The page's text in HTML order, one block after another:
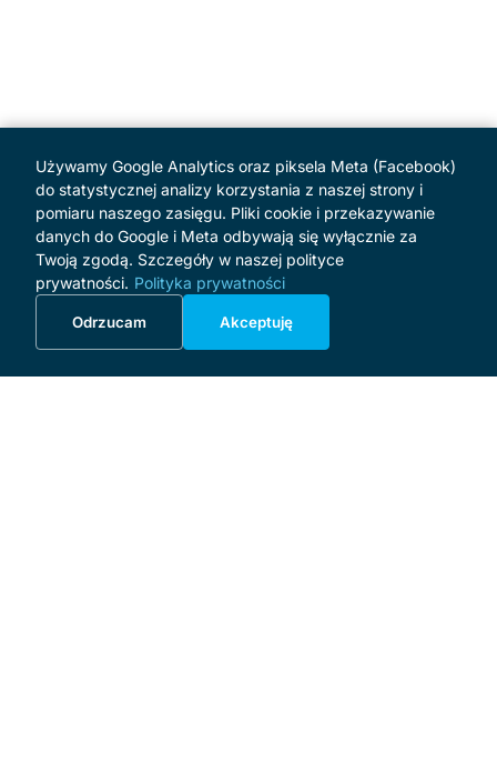
MENU
Używamy Google Analytics oraz piksela Meta (Facebook)
do statystycznej analizy korzystania z naszej strony i
pomiaru naszego zasięgu. Pliki cookie i przekazywanie
danych do Google i Meta odbywają się wyłącznie za
Twoją zgodą. Szczegóły w naszej polityce
prywatności. Polityka prywatności
Odrzucam Akceptuję